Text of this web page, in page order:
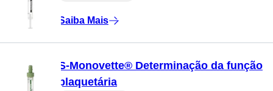
Saiba Mais
S-Monovette® Determinação da função
plaquetária